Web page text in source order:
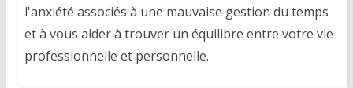
l'anxiété associés à une mauvaise gestion du temps
et à vous aider à trouver un équilibre entre votre vie
professionnelle et personnelle.